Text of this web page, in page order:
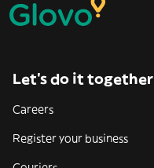
Let’s do it together
Careers
Register your business